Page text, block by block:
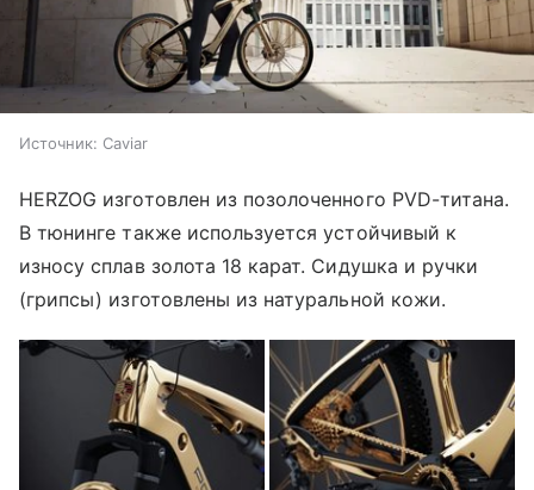
Источник: Caviar
HERZOG изготовлен из позолоченного PVD-титана.
В тюнинге также используется устойчивый к
износу сплав золота 18 карат. Сидушка и ручки
(грипсы) изготовлены из натуральной кожи.